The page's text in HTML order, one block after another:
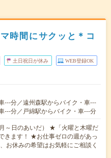
時間にサクッと＊コ
土日祝日が休み WEB登録OK
---分／遠州森駅からバイク・車---
---分／戸綿駅からバイク・車---分
～日のあいだ） ★「火曜と木曜だ
きます！ ★お仕事ゼロの週があっ
お休みの希望はお気軽にご相談く